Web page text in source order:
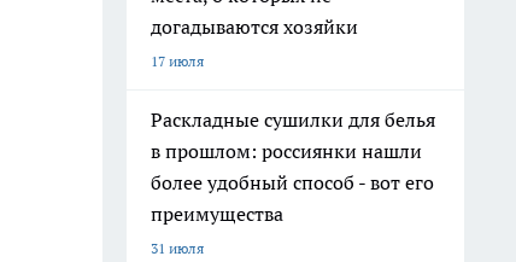
догадываются хозяйки
17 июля
Раскладные сушилки для белья
в прошлом: россиянки нашли
более удобный способ - вот его
преимущества
31 июля